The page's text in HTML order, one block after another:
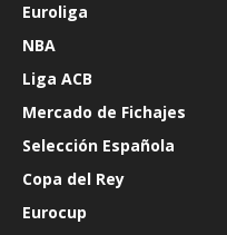
Euroliga
NBA
Liga ACB
Mercado de Fichajes
Selección Española
Copa del Rey
Eurocup